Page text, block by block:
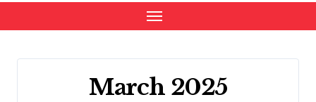
March 2025